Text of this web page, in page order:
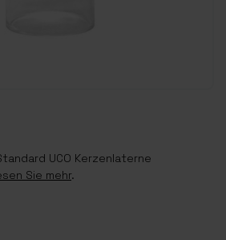
UCO Kerzenlaterne
Sie mehr.